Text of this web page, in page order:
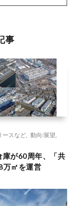
事
ースなど
動向/展望
庫が60周年、「共
万㎡を運営